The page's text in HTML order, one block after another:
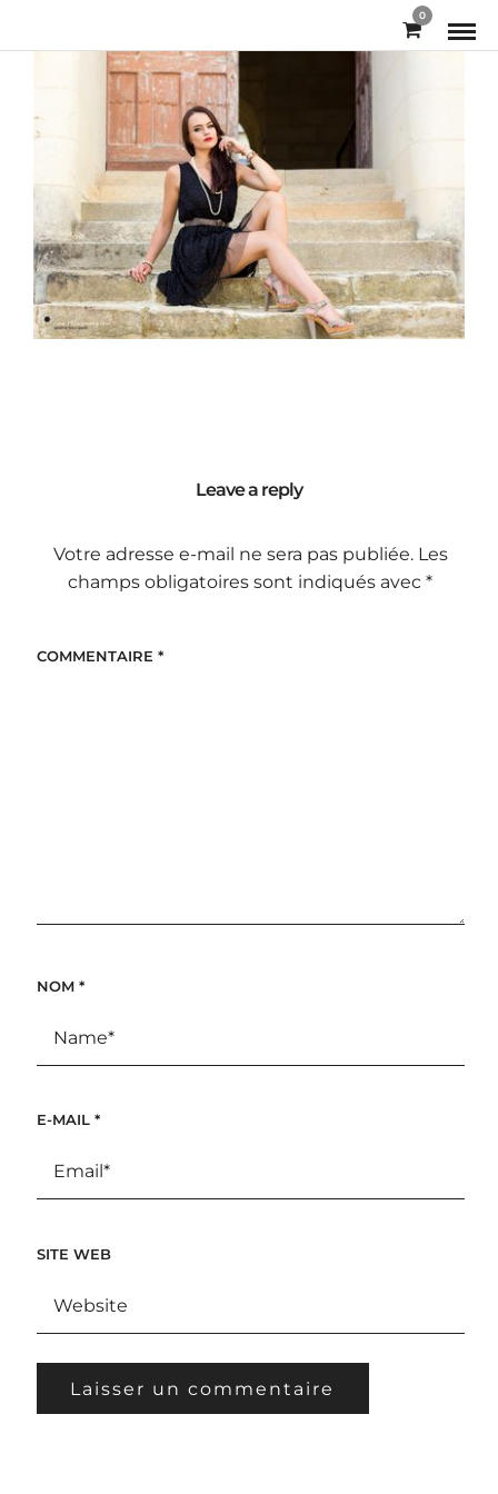
0
Leave a reply
Votre adresse e-mail ne sera pas publiée. Les
champs obligatoires sont indiqués avec*
COMMENTAIRE *
NOM *
E-MAIL *
SITE WEB